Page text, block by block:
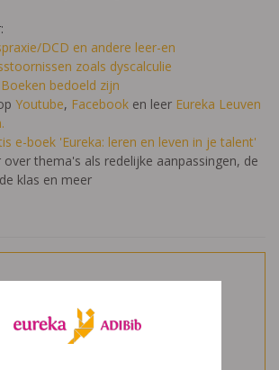
DCD en andere leer-en
zoals dyscalculie
bedoeld zijn
Youtube, Facebook en leer Eureka Leuven
e-boek 'Eureka: leren en leven in je talent'
over thema's als redelijke aanpassingen, de
klas en meer